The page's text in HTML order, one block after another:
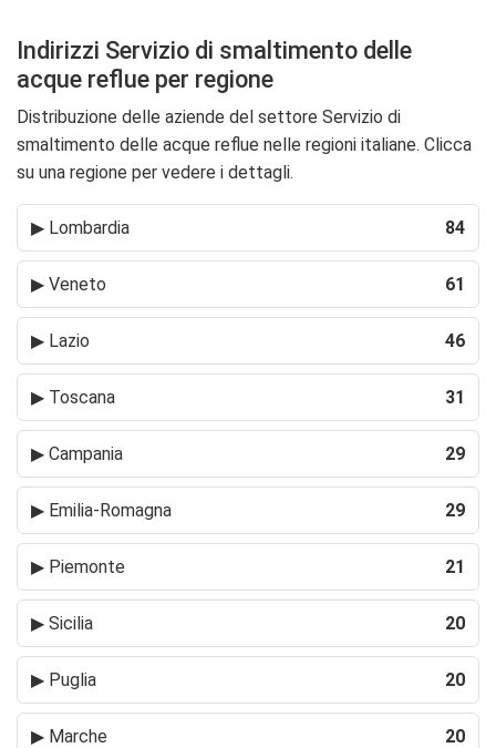
Indirizzi Servizio di smaltimento delle
acque reflue per regione
Distribuzione delle aziende del settore Servizio di
smaltimento delle acque reflue nelle regioni italiane. Clicca
su una regione per vedere i dettagli.
▶ Lombardia 84
▶ Veneto 61
▶ Lazio 46
▶ Toscana 31
▶ Campania 29
▶ Emilia-Romagna 29
▶ Piemonte 21
▶ Sicilia 20
▶ Puglia 20
▶ Marche 20